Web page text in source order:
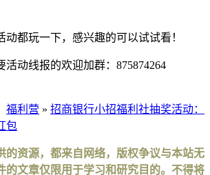
动都玩一下，感兴趣的可以试试看！
活动线报的欢迎加群：875874264
福利营 » 招商银行小招福利社抽奖活动：
包
的资源，都来自网络，版权争议与本站无
的文章仅限用于学习和研究目的。不得将